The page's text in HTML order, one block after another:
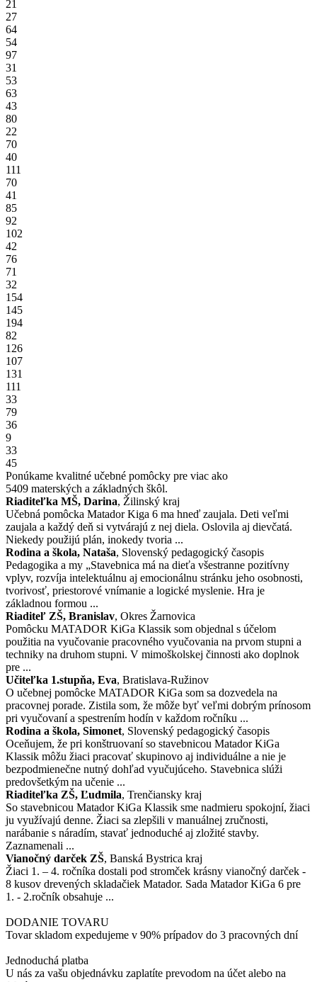
21
27
64
54
97
31
53
63
43
80
22
70
40
111
70
41
85
92
102
42
76
71
32
154
145
194
82
126
107
131
111
33
79
36
9
33
45
Ponúkame kvalitné učebné pomôcky pre viac ako
5409 materských a základných škôl.
Riaditeľka MŠ, Darina, Žilinský kraj
Učebná pomôcka Matador Kiga 6 ma hneď zaujala. Deti veľmi
zaujala a každý deň si vytvárajú z nej diela. Oslovila aj dievčatá.
Niekedy použijú plán, inokedy tvoria ...
Rodina a škola, Nataša, Slovenský pedagogický časopis
Pedagogika a my „Stavebnica má na dieťa všestranne pozitívny
vplyv, rozvíja intelektuálnu aj emocionálnu stránku jeho osobnosti,
tvorivosť, priestorové vnímanie a logické myslenie. Hra je
základnou formou ...
Riaditeľ ZŠ, Branislav, Okres Žarnovica
Pomôcku MATADOR KiGa Klassik som objednal s účelom
použitia na vyučovanie pracovného vyučovania na prvom stupni a
techniky na druhom stupni. V mimoškolskej činnosti ako doplnok
pre ...
Učiteľka 1.stupňa, Eva, Bratislava-Ružinov
O učebnej pomôcke MATADOR KiGa som sa dozvedela na
pracovnej porade. Zistila som, že môže byť veľmi dobrým prínosom
pri vyučovaní a spestrením hodín v každom ročníku ...
Rodina a škola, Simonet, Slovenský pedagogický časopis
Oceňujem, že pri konštruovaní so stavebnicou Matador KiGa
Klassik môžu žiaci pracovať skupinovo aj individuálne a nie je
bezpodmienečne nutný dohľad vyučujúceho. Stavebnica slúži
predovšetkým na učenie ...
Riaditeľka ZŠ, Ľudmila, Trenčiansky kraj
So stavebnicou Matador KiGa Klassik sme nadmieru spokojní, žiaci
ju využívajú denne. Žiaci sa zlepšili v manuálnej zručnosti,
narábanie s náradím, stavať jednoduché aj zložité stavby.
Zaznamenali ...
Vianočný darček ZŠ, Banská Bystrica kraj
Žiaci 1. – 4. ročníka dostali pod stromček krásny vianočný darček -
8 kusov drevených skladačiek Matador. Sada Matador KiGa 6 pre
1. - 2.ročník obsahuje ...
DODANIE TOVARU
Tovar skladom expedujeme v 90% prípadov do 3 pracovných dní
Jednoduchá platba
U nás za vašu objednávku zaplatíte prevodom na účet alebo na